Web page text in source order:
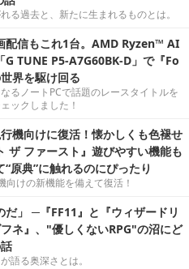
る過去と、新たに生まれるものとは。
配信もこれ1台。AMD Ryzen™ AI
G TUNE P5-A7G60BK-D」で『Fo
界を駆け回る
るノートPCで話題のレースタイトルを
ックしました！
機向けに復活！懐かしくも色褪せ
ザ ファースト』遊びやすい機能も
原典”に触れるのにぴったり
向けの新機能を備えて復活！
だ」 ─『FF11』と『ウィザードリ
ネ』、"優しくないRPG"の沼にど
語る奥深さとは。